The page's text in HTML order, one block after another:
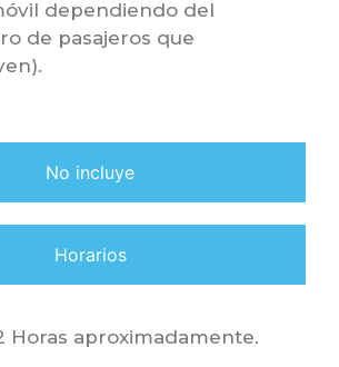
No incluye
Horarios
dependiendo del
de pasajeros que
Horas aproximadamente.